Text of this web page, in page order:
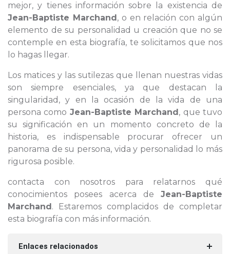
mejor, y tienes información sobre la existencia de
Jean-Baptiste Marchand, o en relación con algún
elemento de su personalidad u creación que no se
contemple en esta biografía, te solicitamos que nos
lo hagas llegar.
Los matices y las sutilezas que llenan nuestras vidas
son siempre esenciales, ya que destacan la
singularidad, y en la ocasión de la vida de una
persona como Jean-Baptiste Marchand, que tuvo
su significación en un momento concreto de la
historia, es indispensable procurar ofrecer un
panorama de su persona, vida y personalidad lo más
rigurosa posible.
contacta con nosotros para relatarnos qué
conocimientos posees acerca de Jean-Baptiste
Marchand. Estaremos complacidos de completar
esta biografía con más información.
Enlaces relacionados